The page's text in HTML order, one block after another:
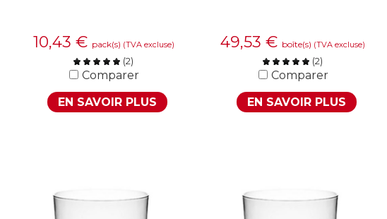
10,43 € pack(s) (TVA excluse)
(2)
Comparer
EN SAVOIR PLUS
49,53 € boîte(s) (TVA excluse)
(2)
Comparer
EN SAVOIR PLUS